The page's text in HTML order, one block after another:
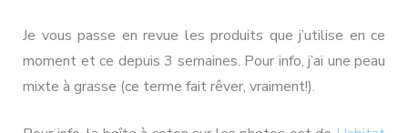
Je vous passe en revue les produits que j’utilise en ce
moment et ce depuis 3 semaines. Pour info, j’ai une peau
mixte à grasse (ce terme fait rêver, vraiment!).